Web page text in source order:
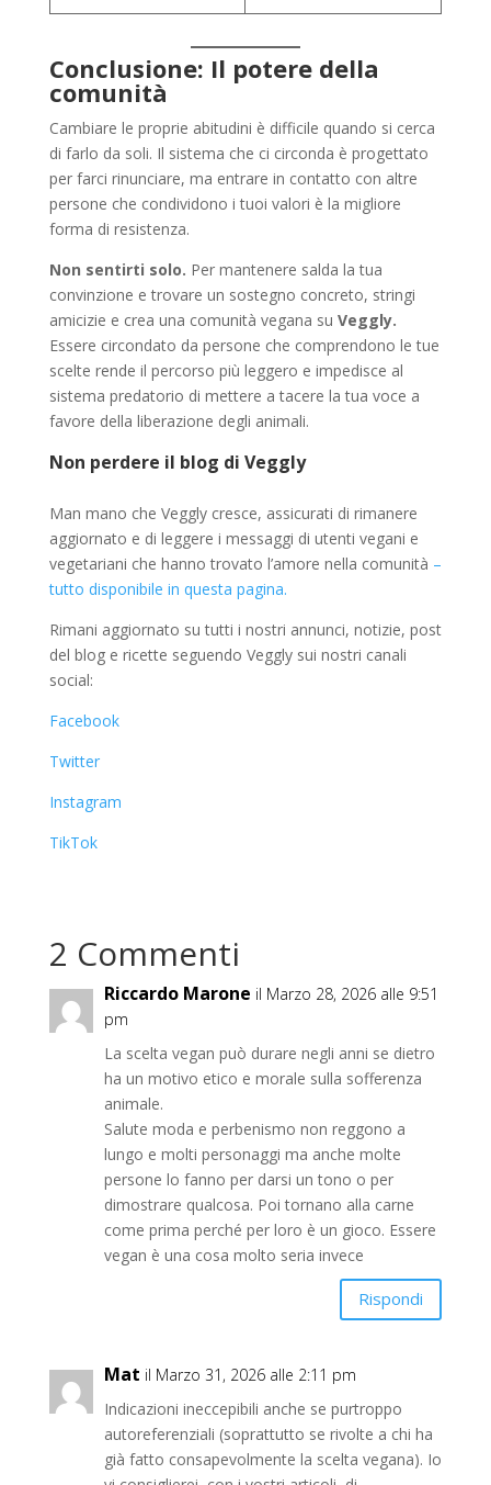
Conclusione: Il potere della
comunità
Cambiare le proprie abitudini è difficile quando si cerca
di farlo da soli. Il sistema che ci circonda è progettato
per farci rinunciare, ma entrare in contatto con altre
persone che condividono i tuoi valori è la migliore
forma di resistenza.
Non sentirti solo. Per mantenere salda la tua
convinzione e trovare un sostegno concreto, stringi
amicizie e crea una comunità vegana su Veggly.
Essere circondato da persone che comprendono le tue
scelte rende il percorso più leggero e impedisce al
sistema predatorio di mettere a tacere la tua voce a
favore della liberazione degli animali.
Non perdere il blog di Veggly
Man mano che Veggly cresce, assicurati di rimanere
aggiornato e di leggere i messaggi di utenti vegani e
vegetariani che hanno trovato l’amore nella comunità –
tutto disponibile in questa pagina.
Rimani aggiornato su tutti i nostri annunci, notizie, post
del blog e ricette seguendo Veggly sui nostri canali
social:
Facebook
Twitter
Instagram
TikTok
2 Commenti
Riccardo Marone il Marzo 28, 2026 alle 9:51
pm
La scelta vegan può durare negli anni se dietro
ha un motivo etico e morale sulla sofferenza
animale.
Salute moda e perbenismo non reggono a
lungo e molti personaggi ma anche molte
persone lo fanno per darsi un tono o per
dimostrare qualcosa. Poi tornano alla carne
come prima perché per loro è un gioco. Essere
vegan è una cosa molto seria invece
Rispondi
Mat il Marzo 31, 2026 alle 2:11 pm
Indicazioni ineccepibili anche se purtroppo
autoreferenziali (soprattutto se rivolte a chi ha
già fatto consapevolmente la scelta vegana). Io